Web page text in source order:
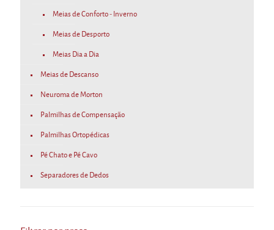
Meias de Conforto - Inverno
Meias de Desporto
Meias Dia a Dia
Meias de Descanso
Neuroma de Morton
Palmilhas de Compensação
Palmilhas Ortopédicas
Pé Chato e Pé Cavo
Separadores de Dedos